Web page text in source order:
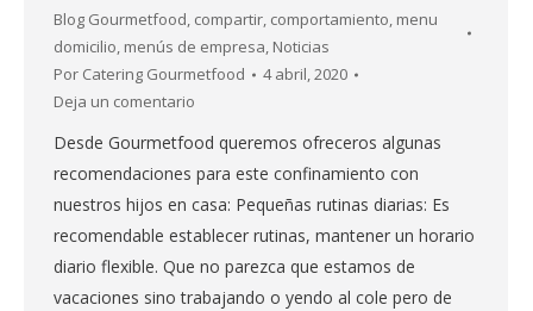
Blog Gourmetfood, compartir, comportamiento, menu
domicilio, menús de empresa, Noticias
Por Catering Gourmetfood
4 abril, 2020
Deja un comentario
Desde Gourmetfood queremos ofreceros algunas
recomendaciones para este confinamiento con
nuestros hijos en casa: Pequeñas rutinas diarias: Es
recomendable establecer rutinas, mantener un horario
diario flexible. Que no parezca que estamos de
vacaciones sino trabajando o yendo al cole pero de